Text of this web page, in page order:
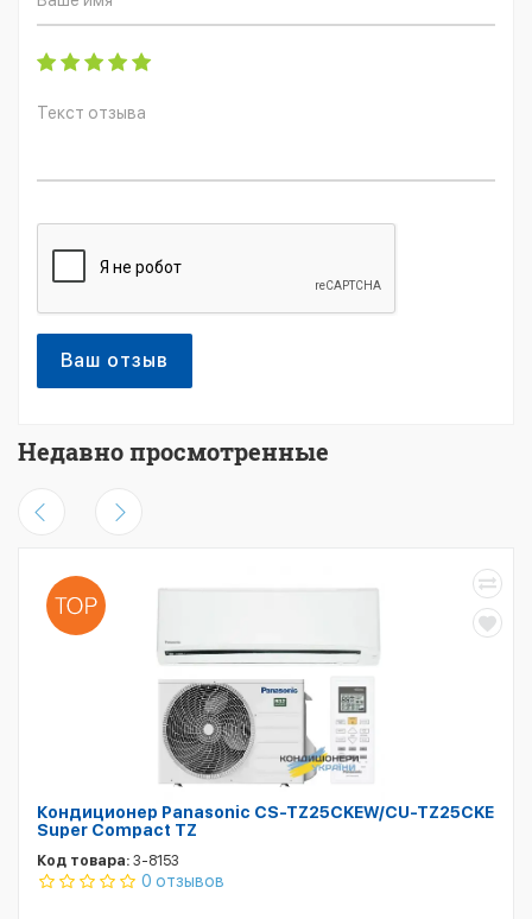
Ваш отзыв
Недавно просмотренные
Кондиционер Panasonic CS-TZ25CKEW/CU-TZ25CKE
Super Compact TZ
Код товара: 3-8153
0 отзывов